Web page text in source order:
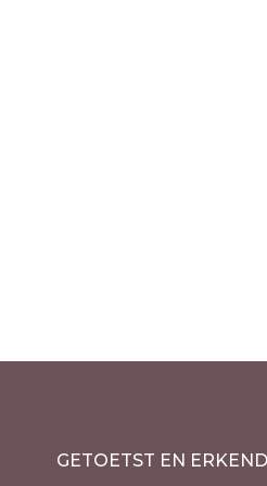
GETOETST EN ERKEND